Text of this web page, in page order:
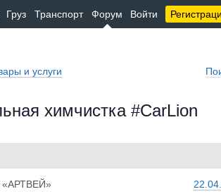
Груз Транспорт Форум Войти
и услуги
химчистка #CarLion